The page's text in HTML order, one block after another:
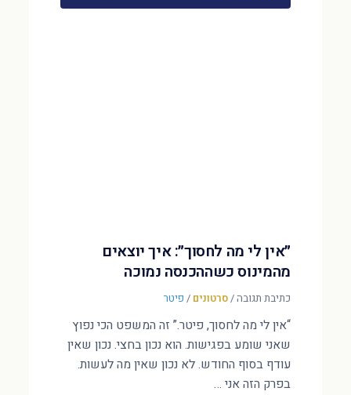
״אין לי מה לחסוך״: איך יוצאים
מהמינוס כשההכנסה נמוכה
כתיבת תגובה/סרטונים / פיטר
“אין לי מה לחסוך, פיטר.” זה המשפט הכי נפוץ
שאני שומע בפגישות. הוא נכון בחצי. נכון שאין
עודף בסוף החודש. לא נכון שאין מה לעשות.
בפרק הזה אני …